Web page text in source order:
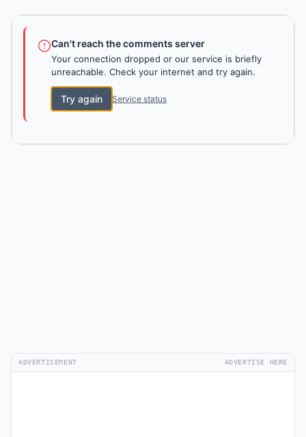
Can't reach the comments server
Your connection dropped or our service is briefly
unreachable. Check your internet and try again.
Try again Service status
ADVERTISEMENT ADVERTISE HERE